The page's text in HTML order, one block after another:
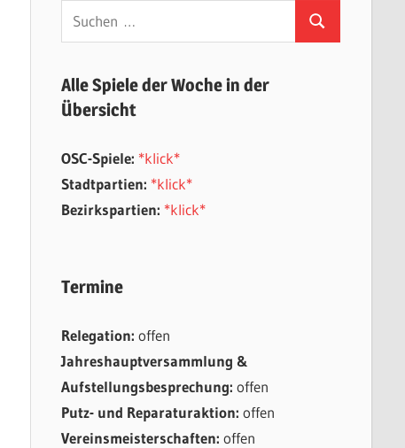
Suchen
nach:
Suchen
Alle Spiele der Woche in der
Übersicht
OSC-Spiele: *klick*
Stadtpartien: *klick*
Bezirkspartien: *klick*
Termine
Relegation: offen
Jahreshauptversammlung &
Aufstellungsbesprechung: offen
Putz- und Reparaturaktion: offen
Vereinsmeisterschaften: offen